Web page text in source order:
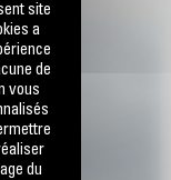
plaques
la résistance.
du châssis
plus fine pour une
site
a
de
vous
du